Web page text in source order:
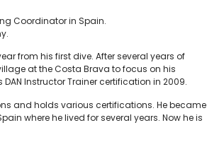
Coordinator in Spain.
from his first dive. After several years of
at the Costa Brava to focus on his
Instructor Trainer certification in 2009.
and holds various certifications. He became
where he lived for several years. Now he is